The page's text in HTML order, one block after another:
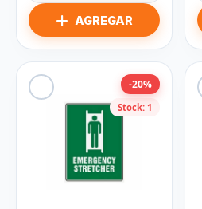
Stock: 1
-20%